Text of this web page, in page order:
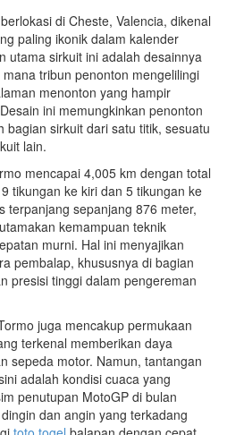
di Cheste, Valencia, dikenal
paling ikonik dalam kalender
utama sirkuit ini adalah desainnya
tribun penonton mengelilingi
menonton yang hampir
ini memungkinkan penonton
bagian sirkuit dari satu titik, sesuatu
lain.
mencapai 4,005 km dengan total
tikungan ke kiri dan 5 tikungan ke
terpanjang sepanjang 876 meter,
kemampuan teknik
murni. Hal ini menyajikan
pembalap, khususnya di bagian
presisi tinggi dalam pengereman
juga mencakup permukaan
terkenal memberikan daya
sepeda motor. Namun, tantangan
adalah kondisi cuaca yang
penutupan MotoGP di bulan
dan angin yang terkadang